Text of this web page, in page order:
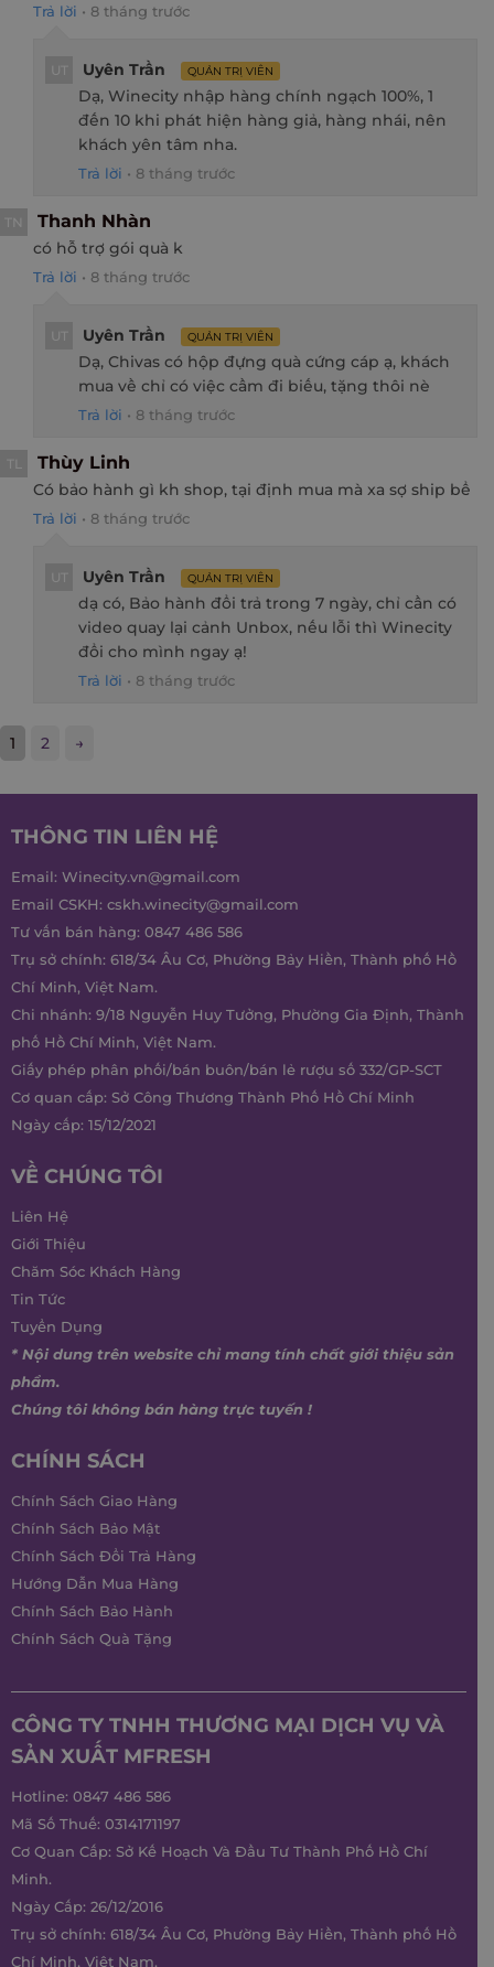
Trả lời • 8 tháng trước
UT Uyên Trần QUẢN TRỊ VIÊN
Dạ, Winecity nhập hàng chính ngạch 100%, 1
đến 10 khi phát hiện hàng giả, hàng nhái, nên
khách yên tâm nha.
Trả lời • 8 tháng trước
TN Thanh Nhàn
có hỗ trợ gói quà k
Trả lời • 8 tháng trước
UT Uyên Trần QUẢN TRỊ VIÊN
Dạ, Chivas có hộp đựng quà cứng cáp ạ, khách
mua về chỉ có việc cầm đi biếu, tặng thôi nè
Trả lời • 8 tháng trước
TL Thùy Linh
Có bảo hành gì kh shop, tại định mua mà xa sợ ship bể
Trả lời • 8 tháng trước
UT Uyên Trần QUẢN TRỊ VIÊN
dạ có, Bảo hành đổi trả trong 7 ngày, chỉ cần có
video quay lại cảnh Unbox, nếu lỗi thì Winecity
đổi cho mình ngay ạ!
Trả lời • 8 tháng trước
1 2 →
THÔNG TIN LIÊN HỆ
Email: Winecity.vn@gmail.com
Email CSKH: cskh.winecity@gmail.com
Tư vấn bán hàng: 0847 486 586
Trụ sở chính: 618/34 Âu Cơ, Phường Bảy Hiền, Thành phố Hồ
Chí Minh, Việt Nam.
Chi nhánh: 9/18 Nguyễn Huy Tưởng, Phường Gia Định, Thành
phố Hồ Chí Minh, Việt Nam.
Giấy phép phân phối/bán buôn/bán lẻ rượu số 332/GP-SCT
Cơ quan cấp: Sở Công Thương Thành Phố Hồ Chí Minh
Ngày cấp: 15/12/2021
VỀ CHÚNG TÔI
Liên Hệ
Giới Thiệu
Chăm Sóc Khách Hàng
Tin Tức
Tuyển Dụng
* Nội dung trên website chỉ mang tính chất giới thiệu sản
phẩm.
Chúng tôi không bán hàng trực tuyến !
CHÍNH SÁCH
Chính Sách Giao Hàng
Chính Sách Bảo Mật
Chính Sách Đổi Trả Hàng
Hướng Dẫn Mua Hàng
Chính Sách Bảo Hành
Chính Sách Quà Tặng
CÔNG TY TNHH THƯƠNG MẠI DỊCH VỤ VÀ
SẢN XUẤT MFRESH
Hotline: 0847 486 586
Mã Số Thuế: 0314171197
Cơ Quan Cấp: Sở Kế Hoạch Và Đầu Tư Thành Phố Hồ Chí
Minh.
Ngày Cấp: 26/12/2016
Trụ sở chính: 618/34 Âu Cơ, Phường Bảy Hiền, Thành phố Hồ
Chí Minh, Việt Nam.